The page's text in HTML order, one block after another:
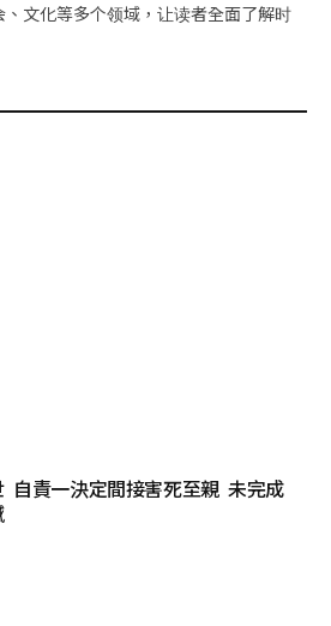
、文化等多个领域，让读者全面了解时
自責一決定間接害死至親 未完成